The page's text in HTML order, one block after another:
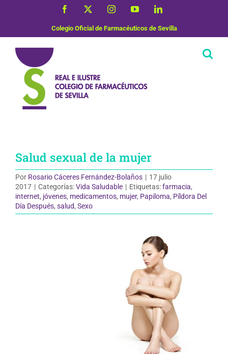
Facebook InstagramYouTubeLinkedIn
Colegio Oficial de Farmacéuticos de Sevilla
Salud sexual de la mujer
Por Rosario Cáceres Fernández-Bolaños | 17 julio
2017 | Categorías:Vida Saludable | Etiquetas:farmacia,
internet, jóvenes, medicamentos, mujer, Papiloma, Píldora Del
Día Después, salud, Sexo